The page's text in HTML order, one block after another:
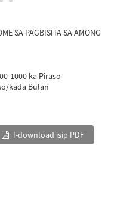
SA PAGBISITA SA AMONG
1000 ka Piraso
kada Bulan
I-download isip PDF